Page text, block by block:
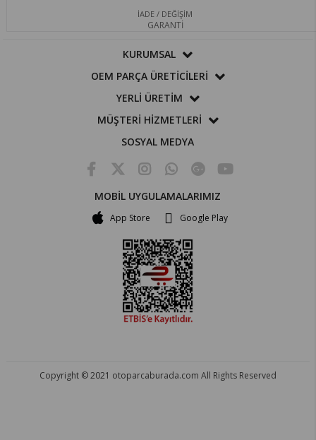
İADE / DEĞİŞİM
GARANTİ
KURUMSAL
OEM PARÇA ÜRETİCİLERİ
YERLİ ÜRETİM
MÜŞTERİ HİZMETLERİ
SOSYAL MEDYA
MOBİL UYGULAMALARIMIZ
App Store Google Play
Copyright © 2021 otoparcaburada.com All Rights Reserved